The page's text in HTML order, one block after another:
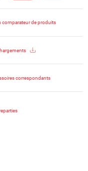
comparateur de produits
correspondants